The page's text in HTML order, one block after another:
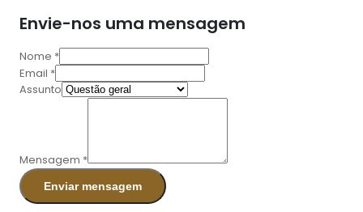
Envie-nos uma mensagem
Nome *
Email *
Assunto
Mensagem *
Enviar mensagem